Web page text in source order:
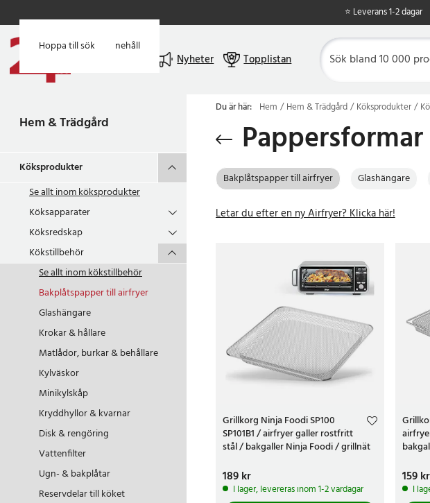
Hoppa till huvudinnehåll
Hoppa till sök
⭐ Leverans 1-2 dagar
Nyheter Topplistan
Hem & Trädgård
Köksprodukter
Se allt inomköksprodukter
Köksapparater
Köksredskap
Kökstillbehör
Se allt inomkökstillbehör
Bakplåtspapper till airfryer
Glashängare
Krokar & hållare
Matlådor, burkar & behållare
Kylväskor
Minikylskåp
Kryddhyllor & kvarnar
Disk & rengöring
Vattenfilter
Ugn- & bakplåtar
Reservdelar till köket
Du är här: Hem Hem & Trädgård Köksprodukter
Bakplåtspapper till airfryer Glashängare
Letar du efter en ny Airfryer? Klicka här!
Grillkorg Ninja Foodi SP100
SP101B1 / airfryer galler rostfritt
stål / bakgaller Ninja Foodi / grillnät
Pris:189 kr
189 kr
I lager, levereras inom 1-2 vardagar
Pris :
159 kr
I